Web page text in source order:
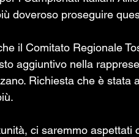
doveroso proseguire
il Comitato Regionale
aggiuntivo nella
Richiesta che è stata
ci saremmo aspettati